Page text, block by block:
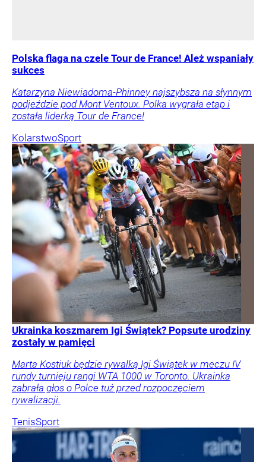
Polska flaga na czele Tour de France! Ależ wspaniały
sukces
Katarzyna Niewiadoma-Phinney najszybsza na słynnym
podjeździe pod Mont Ventoux. Polka wygrała etap i
została liderką Tour de France!
KolarstwoSport
Ukrainka koszmarem Igi Świątek? Popsute urodziny
zostały w pamięci
Marta Kostiuk będzie rywalką Igi Świątek w meczu IV
rundy turnieju rangi WTA 1000 w Toronto. Ukrainka
zabrała głos o Polce tuż przed rozpoczęciem
rywalizacji.
TenisSport